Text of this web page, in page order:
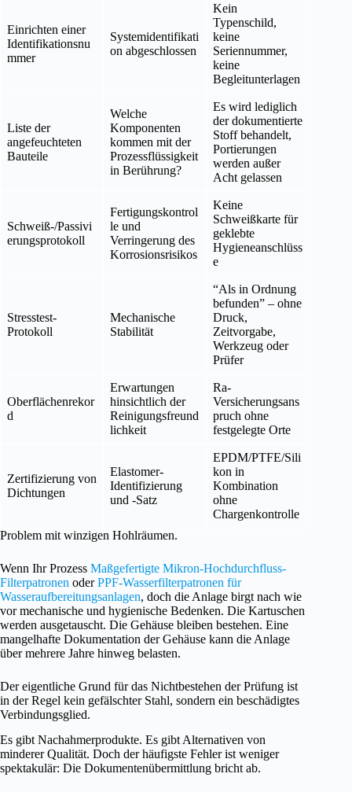
Einrichten einer
Identifikationsnu
mmer
Systemidentifikati
on abgeschlossen
Kein
Typenschild,
keine
Seriennummer,
keine
Begleitunterlagen
Liste der
angefeuchteten
Bauteile
Welche
Komponenten
kommen mit der
Prozessflüssigkeit
in Berührung?
Es wird lediglich
der dokumentierte
Stoff behandelt,
Portierungen
werden außer
Acht gelassen
Schweiß-/Passivi
erungsprotokoll
Fertigungskontrol
le und
Verringerung des
Korrosionsrisikos
Keine
Schweißkarte für
geklebte
Hygieneanschlüss
e
Stresstest-
Protokoll
Mechanische
Stabilität
“Als in Ordnung
befunden” – ohne
Druck,
Zeitvorgabe,
Werkzeug oder
Prüfer
Oberflächenrekor
d
Erwartungen
hinsichtlich der
Reinigungsfreund
lichkeit
Ra-
Versicherungsans
pruch ohne
festgelegte Orte
Zertifizierung von
Dichtungen
Elastomer-
Identifizierung
und -Satz
EPDM/PTFE/Sili
kon in
Kombination
ohne
Chargenkontrolle
Problem mit winzigen Hohlräumen.
Wenn Ihr Prozess Maßgefertigte Mikron-Hochdurchfluss-
Filterpatronen oderPPF-Wasserfilterpatronen für
Wasseraufbereitungsanlagen, doch die Anlage birgt nach wie
vor mechanische und hygienische Bedenken. Die Kartuschen
werden ausgetauscht. Die Gehäuse bleiben bestehen. Eine
mangelhafte Dokumentation der Gehäuse kann die Anlage
über mehrere Jahre hinweg belasten.
Der eigentliche Grund für das Nichtbestehen der Prüfung ist
in der Regel kein gefälschter Stahl, sondern ein beschädigtes
Verbindungsglied.
Es gibt Nachahmerprodukte. Es gibt Alternativen von
minderer Qualität. Doch der häufigste Fehler ist weniger
spektakulär: Die Dokumentenübermittlung bricht ab.